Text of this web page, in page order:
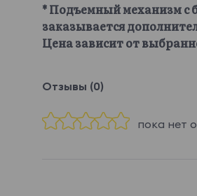
* Подъемный механизм с
заказывается
Цена зависит от
Отзывы (0)
пока нет